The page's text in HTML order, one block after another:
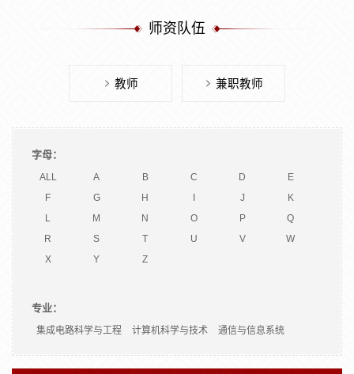
师资队伍
教师 兼职教师
字母：
ALL A B C D
E
F
G H J
K
L
M N O P
Q
R
S T U V
W
X
Y Z
专业：
集成电路科学与工程 计算机科学与技术 通信与信息系统